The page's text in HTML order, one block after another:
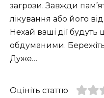
загрози. Завжди
лікування або його
Нехай ваші дії
обдуманими.
Дуже…
Оцініть статтю